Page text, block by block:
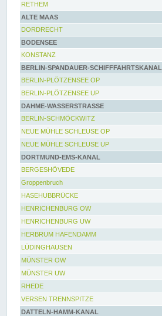
RETHEM
ALTE MAAS
DORDRECHT
BODENSEE
KONSTANZ
BERLIN-SPANDAUER-SCHIFFFAHRTSKANAL
BERLIN-PLÖTZENSEE OP
BERLIN-PLÖTZENSEE UP
DAHME-WASSERSTRASSE
BERLIN-SCHMÖCKWITZ
NEUE MÜHLE SCHLEUSE OP
NEUE MÜHLE SCHLEUSE UP
DORTMUND-EMS-KANAL
BERGESHÖVEDE
Groppenbruch
HASEHUBBRÜCKE
HENRICHENBURG OW
HENRICHENBURG UW
HERBRUM HAFENDAMM
LÜDINGHAUSEN
MÜNSTER OW
MÜNSTER UW
RHEDE
VERSEN TRENNSPITZE
DATTELN-HAMM-KANAL